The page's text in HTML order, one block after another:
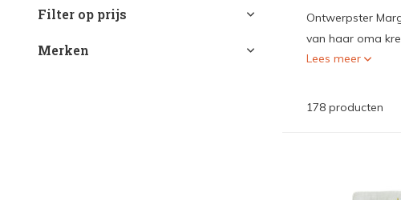
Filter op prijs
Merken
Ontwerpster
van haar oma
Lees meer
178 producten